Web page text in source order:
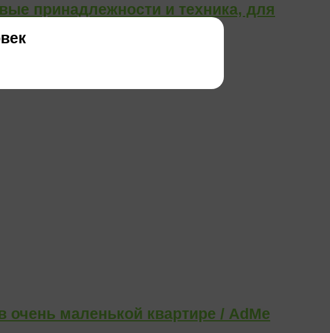
принадлежности и техника, для
очень маленькой квартире / AdMe